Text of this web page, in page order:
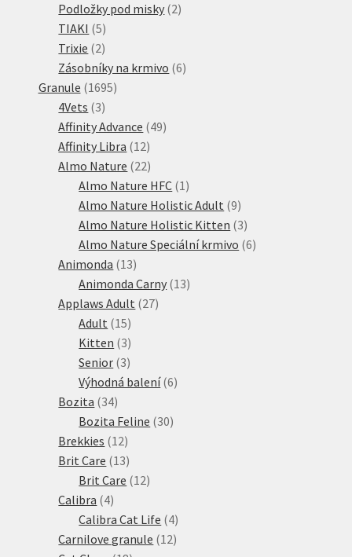
produkt
Podložky pod misky 22
TIAKI 55
produktů
Trixie 22
produkty
Zásobníky na krmivo 66
Granule 16951695
4Vets 33
produkty
Affinity Advance 4949
Affinity Libra 1212
produktů
Almo Nature 2222
produktů
Almo Nature HFC 1 1
produkt
Almo Nature Holistic Adult 99
produktů
Almo Nature Holistic Kitten 33
produkty
Almo Nature Speciální krmivo 66
Animonda 1313
produktů
Animonda Carny 1313
Applaws Adult 2727
Adult 1515
produktů
Kitten 33
produkty
Senior 33
produkty
Výhodná balení 66
Bozita 3434
produktů
Bozita Feline 3030
Brekkies 1212
produktů
Brit Care 1313
produktů
Brit Care 1212
Calibra 44
produkty
Calibra Cat Life 44
produkty
Carnilove granule 1212